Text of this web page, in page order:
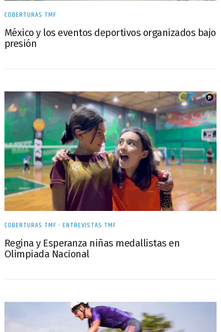
COBERTURAS TMF
México y los eventos deportivos organizados bajo
presión
COBERTURAS TMF • ENTREVISTAS TMF
Regina y Esperanza niñas medallistas en
Olimpiada Nacional